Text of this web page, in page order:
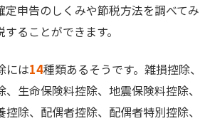
申告のしくみや節税方法を調べてみ
ることができます。
には14種類あるそうです。雑損控除、
生命保険料控除、地震保険料控除、
除、配偶者控除、配偶者特別控除、